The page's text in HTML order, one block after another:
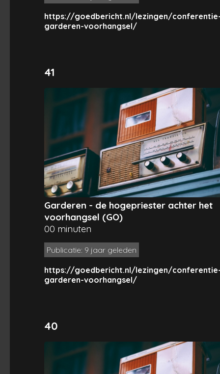
https://goedbericht.nl/lezingen/
garderen-voorhangsel/
41
Garderen - de hogepriester achter het
voorhangsel (GO)
00 minuten
Publicatie: 9 jaar geleden
https://goedbericht.nl/lezingen/
garderen-voorhangsel/
40